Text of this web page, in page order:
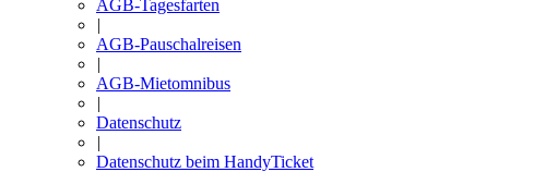
AGB-Tagesfarten
|
AGB-Pauschalreisen
|
AGB-Mietomnibus
|
Datenschutz
|
Datenschutz beim HandyTicket